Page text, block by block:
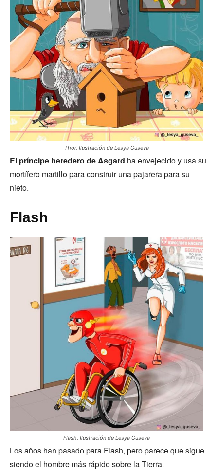
Thor. Ilustración de Lesya Guseva
El príncipe heredero de Asgard ha envejecido y usa su
mortífero martillo para construir una pajarera para su
nieto.
Flash
Flash. Ilustración de Lesya Guseva
Los años han pasado para Flash, pero parece que sigue
siendo el hombre más rápido sobre la Tierra.